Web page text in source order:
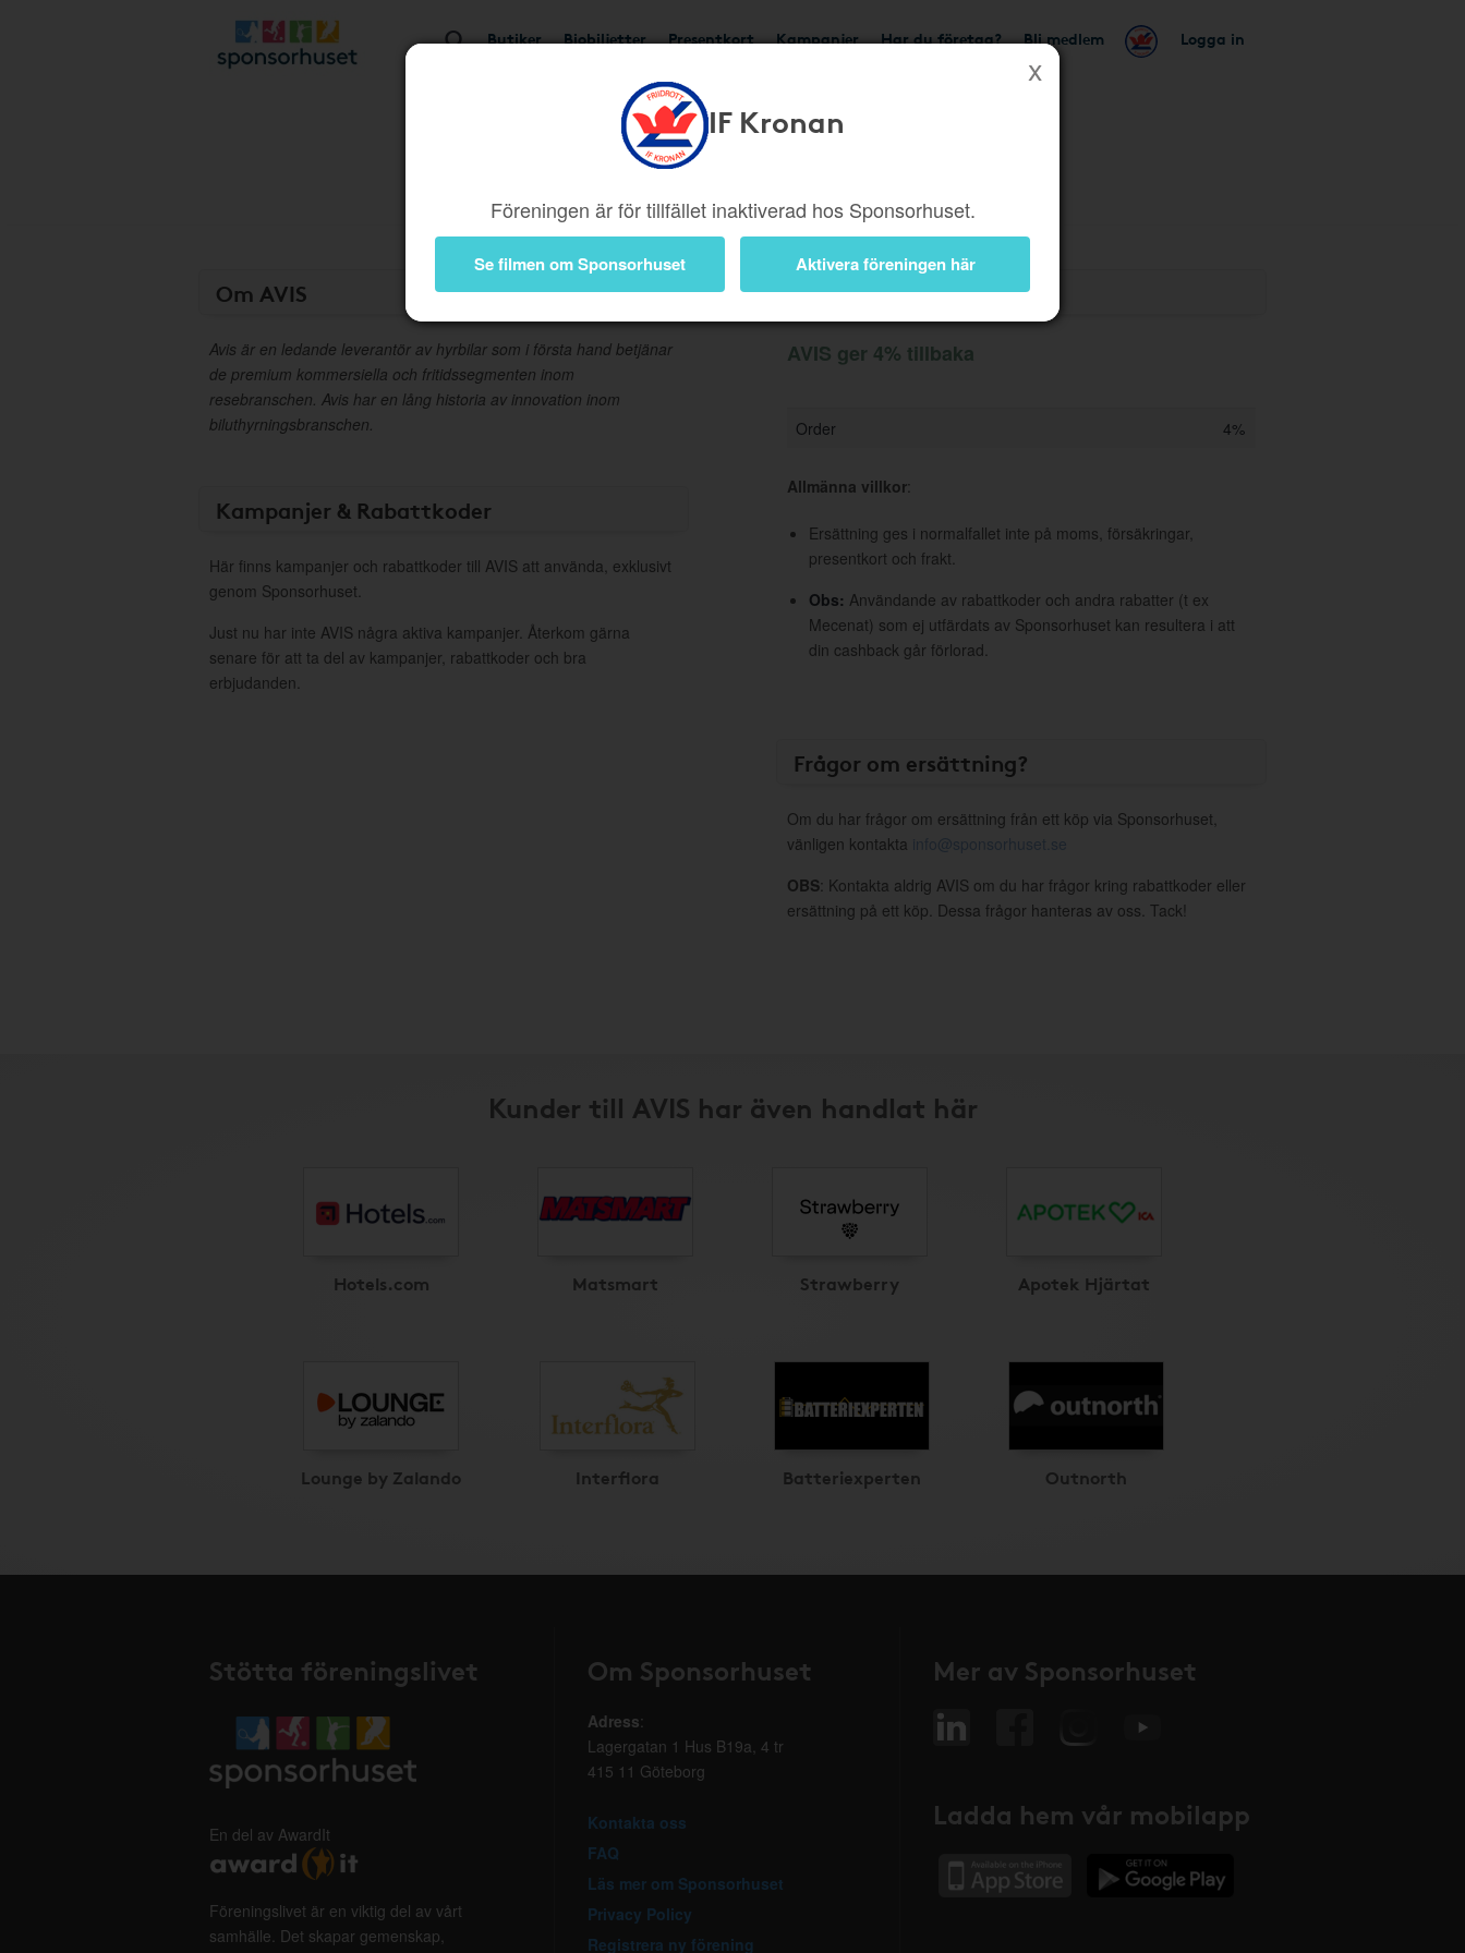
Butiker Biobiljetter Presentkort Kampanjer Har du företag? Bli medlem Logga in
IF Kronan
Föreningen är för tillfället inaktiverad hos Sponsorhuset.
Se filmen om Sponsorhuset Aktivera föreningen här
Ger 4%
Om AVIS
Avis är en ledande leverantör av hyrbilar som i första hand betjänar
de premium kommersiella och fritidssegmenten inom
resebranschen. Avis har en lång historia av innovation inom
biluthyrningsbranschen.
Kampanjer & Rabattkoder
Här finns kampanjer och rabattkoder till AVIS att använda, exklusivt
genom Sponsorhuset.
Just nu har inte AVIS några aktiva kampanjer. Återkom gärna
senare för att ta del av kampanjer, rabattkoder och bra
erbjudanden.
Information
AVIS ger 4% tillbaka
Order 4%
Allmänna villkor:
Ersättning ges i normalfallet inte på moms, försäkringar,
presentkort och frakt.
Obs: Användande av rabattkoder och andra rabatter (t ex
Mecenat) som ej utfärdats av Sponsorhuset kan resultera i att
din cashback går förlorad.
Frågor om ersättning?
Om du har frågor om ersättning från ett köp via Sponsorhuset,
vänligen kontakta info@sponsorhuset.se
OBS: Kontakta aldrig AVIS om du har frågor kring rabattkoder eller
ersättning på ett köp. Dessa frågor hanteras av oss. Tack!
Kunder till AVIS har även handlat här
Hotels.com Matsmart Strawberry Apotek Hjärtat
Lounge by Zalando Interflora Batteriexperten Outnorth
Stötta föreningslivet
En del av AwardIt
Föreningslivet är en viktig del av vårt
samhälle. Det skapar gemenskap,
Om Sponsorhuset
Adress:
Lagergatan 1 Hus B19a, 4 tr
415 11 Göteborg
Kontakta oss
FAQ
Läs mer om Sponsorhuset
Privacy Policy
Registrera ny förening
Mer av Sponsorhuset
Ladda hem vår mobilapp